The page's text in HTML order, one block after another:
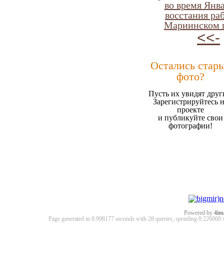
во время
восстания
Мариинском
<<-
Остались
фото?
Пусть их увидят
Зарегистрируйтесь
проекте
и публикуйте свои
фотографии!
Powered by
Page generated in 0.998177 seconds with 28 queries, spending